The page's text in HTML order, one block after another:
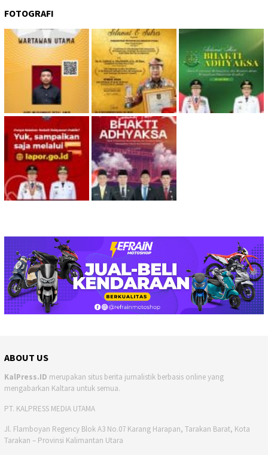
FOTOGRAFI
ABOUT US
KalPress.ID merupakan situs berita jurnalistik berbasis online yang
mengabarkan Kaltara untuk semua.
PT. KALPRESS MEDIA UTAMA
Jl. Flamboyan Regency Blok A3 No.07 Karang Harapan, Tarakan Barat, Kota
Tarakan – Provinsi Kalimantan Utara